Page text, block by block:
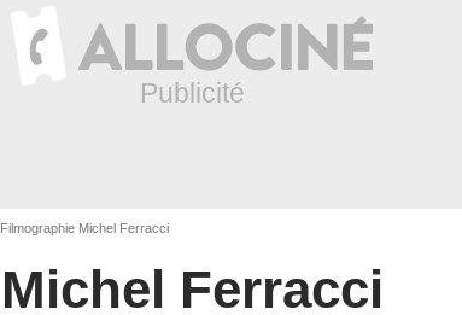
Filmographie Michel Ferracci
Michel Ferracci